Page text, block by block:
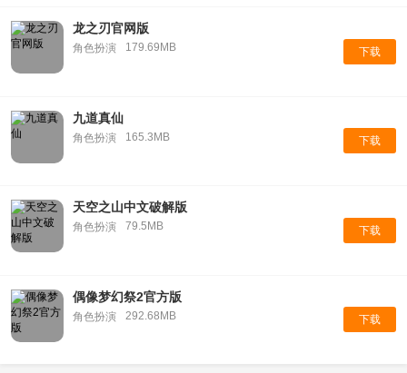
龙之刃官网版
角色扮演 179.69MB 下载
九道真仙
角色扮演 165.3MB 下载
天空之山中文破解版
角色扮演 79.5MB 下载
偶像梦幻祭2官方版
角色扮演 292.68MB 下载